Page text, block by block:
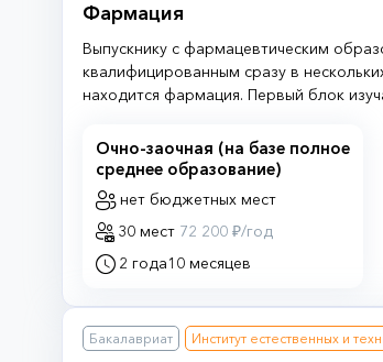
Фармация
Выпускнику с фармацевтическим
квалифицированным сразу в
находится фармация. Первый блок
физиологию, иммунологию. Второй – с
этих систем и органов. Основными
контроль качества лекарственных
на организацию работы
фармацевтической продукции – в
дисциплины, а также блок
Очно-заочная (на базе полное
среднее образование)
нет бюджетных мест
30 мест 72 200 ₽/год
2 года10 месяцев
Бакалавриат Институт естественных и